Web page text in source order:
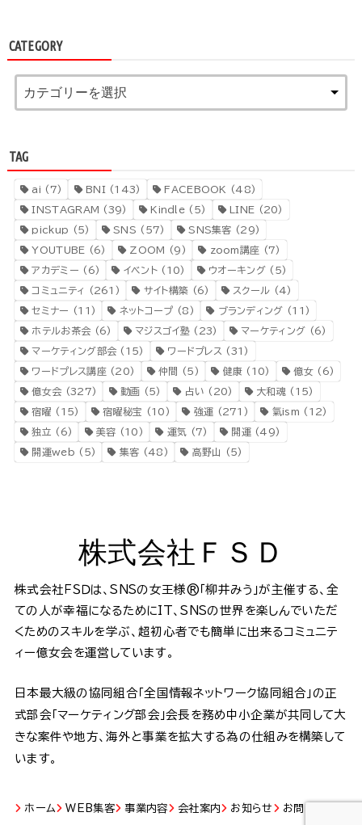
CATEGORY
TAG
ai (7) BNI(143) FACEBOOK (48)
INSTAGRAM (39) Kindle (5) LINE (20)
pickup (5) SNS (57) SNS集客 (29)
YOUTUBE (6) ZOOM (9) zoom講座 (7)
アカデミー (6) イベント (10) ウオーキング (5)
コミュニティ (261) サイト構築 (6) スクール (4)
セミナー (11) ネットコープ (8) ブランディング (11)
ホテルお茶会 (6) マジスゴイ塾(23) マーケティング (6)
マーケティング部会 (15) ワードプレス (31)
ワードプレス講座(20) 仲間 (5) 健康 (10) 億女(6)
億女会 (327) 動画 (5) 占い (20) 大和魂 (15)
宿曜 (15) 宿曜秘宝 (10) 強運 (271) 氣ism (12)
独立 (6) 美容 (10) 運気 (7) 開運(49)
開運web (5) 集客 (48) 高野山 (5)
株式会社ＦＳＤ
株式会社ＦＳＤは、SNSの女王様®️「柳井みう」が主催する、全
ての人が幸福になるためにIT、SNSの世界を楽しんでいただ
くためのスキルを学ぶ、超初心者でも簡単に出来るコミュニテ
ィー億女会を運営しています。
日本最大級の協同組合「全国情報ネットワーク協同組合」の正
式部会「マーケティング部会」会長を務め中小企業が共同して大
きな案件や地方、海外と事業を拡大する為の仕組みを構築して
います。
ホーム WEB集客 事業内容 会社案内 お知らせ お問い合わせ